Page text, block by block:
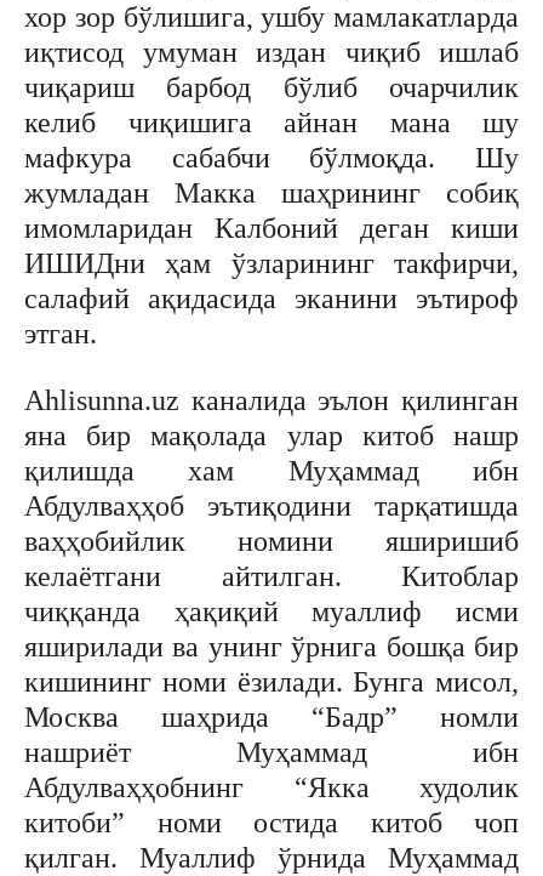
хор зор бўлишига, ушбу мамлакатларда
иқтисод умуман издан чиқиб ишлаб
чиқариш барбод бўлиб очарчилик
келиб чиқишига айнан мана шу
мафкура сабабчи бўлмоқда. Шу
жумладан Макка шаҳрининг собиқ
имомларидан Калбоний деган киши
ИШИДни ҳам ўзларининг такфирчи,
салафий ақидасида эканини эътироф
этган.
Ahlisunna.uz каналида эълон қилинган
яна бир мақолада улар китоб нашр
қилишда хам Муҳаммад ибн
Абдулваҳҳоб эътиқодини тарқатишда
ваҳҳобийлик номини яширишиб
келаётгани айтилган. Китоблар
чиққанда ҳақиқий муаллиф исми
яширилади ва унинг ўрнига бошқа бир
кишининг номи ёзилади. Бунга мисол,
Москва шаҳрида “Бадр” номли
нашриёт Муҳаммад ибн
Абдулваҳҳобнинг “Якка худолик
китоби” номи остида китоб чоп
қилган. Муаллиф ўрнида Муҳаммад